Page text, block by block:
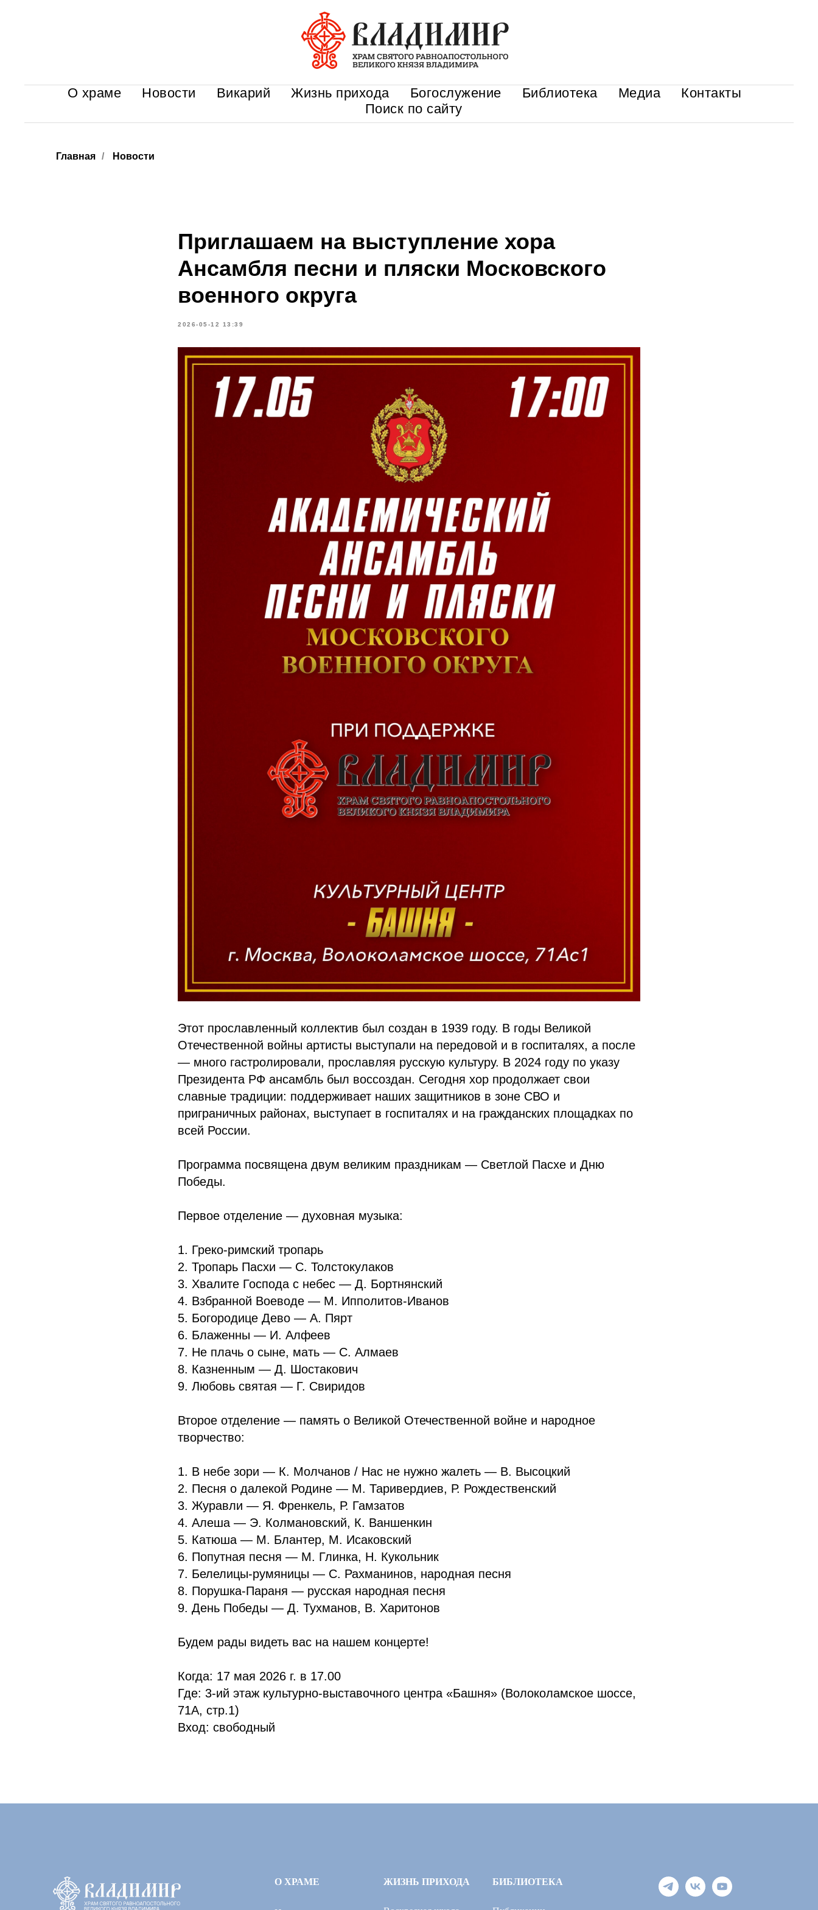
О храме Новости Викарий Жизнь прихода Богослужение Библиотека Медиа
Контакты
Поиск по сайту
Главная / Новости
Приглашаем на выступление хора
Ансамбля песни и пляски Московского
военного округа
2026-05-12 13:39
Этот прославленный коллектив был создан в 1939 году. В годы Великой
Отечественной войны артисты выступали на передовой и в госпиталях, а после
— много гастролировали, прославляя русскую культуру. В 2024 году по указу
Президента РФ ансамбль был воссоздан. Сегодня хор продолжает свои
славные традиции: поддерживает наших защитников в зоне СВО и
приграничных районах, выступает в госпиталях и на гражданских площадках по
всей России.
Программа посвящена двум великим праздникам — Светлой Пасхе и Дню
Победы.
Первое отделение — духовная музыка:
1. Греко-римский тропарь
2. Тропарь Пасхи — С. Толстокулаков
3. Хвалите Господа с небес — Д. Бортнянский
4. Взбранной Воеводе — М. Ипполитов-Иванов
5. Богородице Дево — А. Пярт
6. Блаженны — И. Алфеев
7. Не плачь о сыне, мать — С. Алмаев
8. Казненным — Д. Шостакович
9. Любовь святая — Г. Свиридов
Второе отделение — память о Великой Отечественной войне и народное
творчество:
1. В небе зори — К. Молчанов / Нас не нужно жалеть — В. Высоцкий
2. Песня о далекой Родине — М. Таривердиев, Р. Рождественский
3. Журавли — Я. Френкель, Р. Гамзатов
4. Алеша — Э. Колмановский, К. Ваншенкин
5. Катюша — М. Блантер, М. Исаковский
6. Попутная песня — М. Глинка, Н. Кукольник
7. Белелицы-румяницы — С. Рахманинов, народная песня
8. Порушка-Параня — русская народная песня
9. День Победы — Д. Тухманов, В. Харитонов
Будем рады видеть вас на нашем концерте!
Когда: 17 мая 2026 г. в 17.00
Где: 3-ий этаж культурно-выставочного центра «Башня» (Волоколамское шоссе,
71А, стр.1)
Вход: свободный
О ХРАМЕ ЖИЗНЬ ПРИХОДА БИБЛИОТЕКА